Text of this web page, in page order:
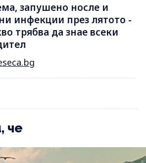
запушено носле и
инфекции през лятотo -
трябва да знае всеки
че